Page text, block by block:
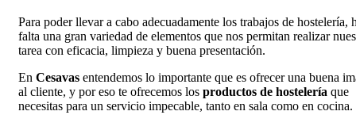
Para poder llevar a cabo adecuadamente los trabajos de hostelería,
falta una gran variedad de elementos que nos permitan realizar
tarea con eficacia, limpieza y buena presentación.
En Cesavas entendemos lo importante que es ofrecer una buena
al cliente, y por eso te ofrecemos los productos de hostelería que
necesitas para un servicio impecable, tanto en sala como en cocina.